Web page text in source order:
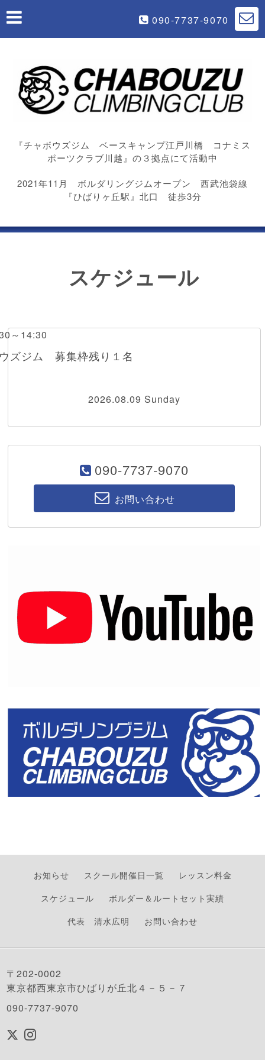
090-7737-9070
『チャボウズジム ベースキャンプ江戸川橋 コナミス
ポーツクラブ川越』の３拠点にて活動中
2021年11月 ボルダリングジムオープン 西武池袋線
『ひばりヶ丘駅』北口 徒歩3分
スケジュール
～14:30
ズジム 募集枠残り１名
2026.08.09 Sunday
090-7737-9070
お問い合わせ
お知らせ スクール開催日一覧
レッスン料金
スケジュール
ボルダー＆ルートセット実績
代表 清水広明
お問い合わせ
〒202-0002
東京都西東京市ひばりが丘北４－５－７
090-7737-9070